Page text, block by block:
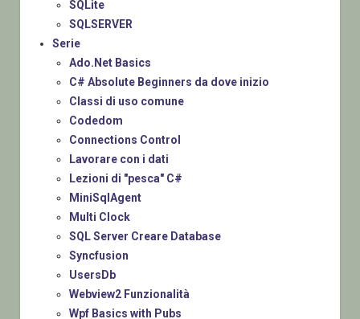
SQLite
SQLSERVER
Serie
Ado.Net Basics
C# Absolute Beginners da dove inizio
Classi di uso comune
Codedom
Connections Control
Lavorare con i dati
Lezioni di "pesca" C#
MiniSqlAgent
Multi Clock
SQL Server Creare Database
Syncfusion
UsersDb
Webview2 Funzionalità
Wpf Basics with Pubs